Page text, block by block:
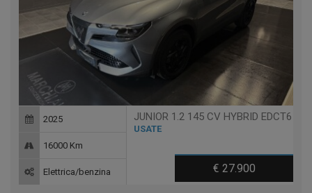
JUNIOR 1.2 145 CV HYBRID EDCT6
USATE
€ 27.900
2025
16000 Km
Elettrica/benzina